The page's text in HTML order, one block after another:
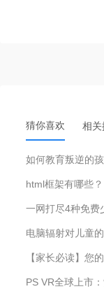
猜你喜欢 相关
如何教育叛逆的
html框架有哪些？
一网打尽4种免费
电脑辐射对儿童
【家长必读】您
PS VR全球上市